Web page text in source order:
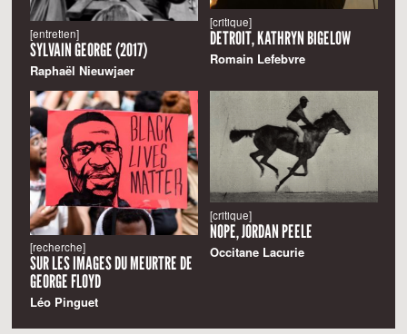
[entretien]
SYLVAIN GEORGE (2017)
Raphaël Nieuwjaer
[critique]
DETROIT, KATHRYN BIGELOW
Romain Lefebvre
[recherche]
SUR LES IMAGES DU MEURTRE DE
GEORGE FLOYD
Léo Pinguet
[critique]
NOPE, JORDAN PEELE
Occitane Lacurie